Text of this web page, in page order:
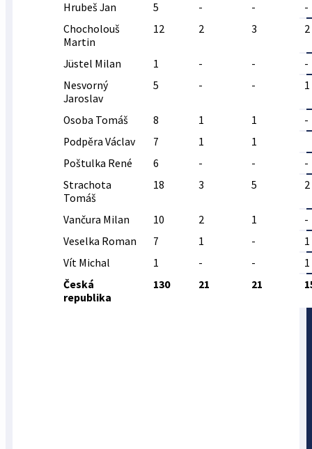
Hrubeš Jan
5 - -
-
Chocholouš
Martin
12 2 3 2
Jüstel Milan 1 - -
-
Nesvorný
Jaroslav
5 - - 1
Osoba Tomáš 8 1 1
-
Podpěra Václav
7 1
1
Poštulka René
6 - -
-
Strachota
Tomáš
18 3 5 2
Vančura Milan 10 2 1
-
Veselka Roman
7 1 -
1
Vít Michal
1 - -
1
Česká
republika
130 21 21